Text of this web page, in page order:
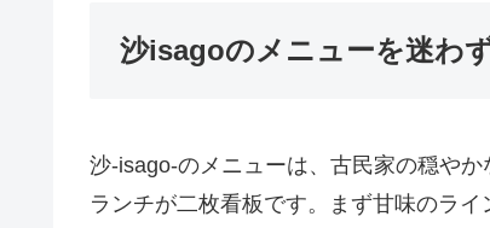
沙isagoのメニューを迷わ
沙-isago-のメニューは、古民家の穏や
ランチが二枚看板です。まず甘味のラ